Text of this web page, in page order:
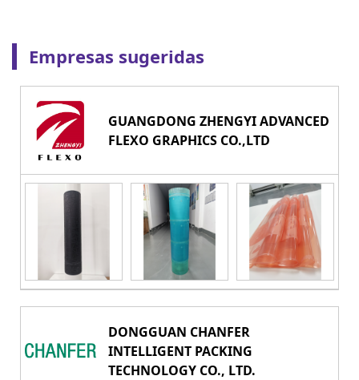
Empresas sugeridas
GUANGDONG ZHENGYI ADVANCED
FLEXO GRAPHICS CO.,LTD
DONGGUAN CHANFER
INTELLIGENT PACKING
TECHNOLOGY CO., LTD.